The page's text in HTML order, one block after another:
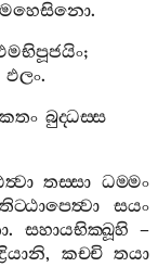
මහෙසිනො.
;
ඵලං.
කතං බුද‍්ධස‍්ස
තස‍්සා ධම‍්මං
සයං
. සහායභික‍්ඛූහි –
, කච‍්චි තයා